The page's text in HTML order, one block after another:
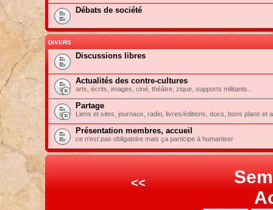
Débats de société
DIVERS
Discussions libres
Actualités des contre-cultures
arts, écrits, images, ciné, théâtre, zique, supports militants...
Partage
Liens et sites, journaux, radio, livres/éditions, docs, bons plans et
Présentation membres, accueil
ce n'est pas obligatoire mais ça participe à humaniser
<<